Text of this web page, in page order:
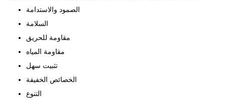
الصمود والاستدامة
السلامة
مقاومة للحريق
مقاومة المياه
تثبيت سهل
الخصائص الخفيفة
التنوع